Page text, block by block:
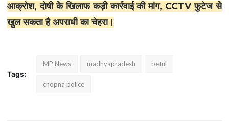
Contacts
इतिहास \ साहित्य
संस्कृति\धर्म
आक्रोश, दोषी के खिलाफ कड़ी कार्रवाई की मांग, CCTV फुटेज से
खुल सकता है अपराधी का चेहरा।
Tags:
MP News madhyapradesh betul
chopna police